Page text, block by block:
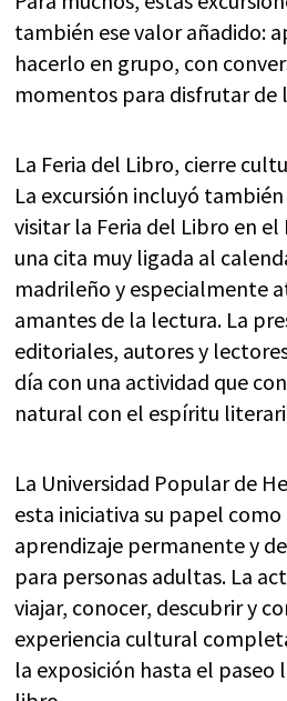
también ese valor añadido:
hacerlo en grupo, con
momentos para disfrutar de
La Feria del Libro, cierre
La excursión incluyó
visitar la Feria del Libro en el
una cita muy ligada al
madrileño y especialmente
amantes de la lectura. La
editoriales, autores y
día con una actividad que
natural con el espíritu
La Universidad Popular de
esta iniciativa su papel como
aprendizaje permanente y
para personas adultas. La
viajar, conocer, descubrir y
experiencia cultural
la exposición hasta el